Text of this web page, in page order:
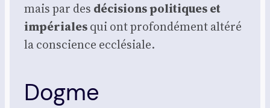
mais par des déci­sions poli­tiques et
impé­rialesqui ont pro­fon­dé­ment alté­ré
la conscience ecclé­siale.
Dogme